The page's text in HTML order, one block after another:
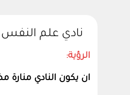
نادي علم النفس
الرؤية:
ان يكون النادي منارة